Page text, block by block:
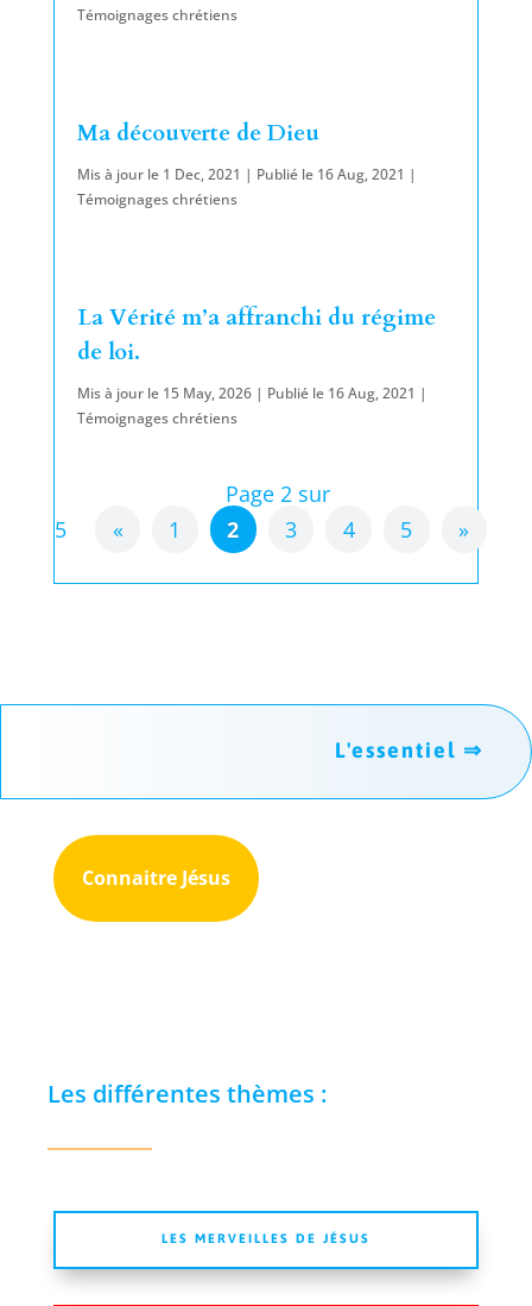
Témoignages chrétiens
Ma découverte de Dieu
Mis à jour le 1 Dec, 2021 | Publié le 16 Aug, 2021 |
Témoignages chrétiens
La Vérité m’a affranchi du régime
de loi.
Mis à jour le 15 May, 2026 | Publié le 16 Aug, 2021 |
Témoignages chrétiens
Page 2 sur
5
« 1 2 3 4 5 »
L'essentiel ⇒
Connaitre Jésus
Les différentes thèmes :
LES MERVEILLES DE JÉSUS